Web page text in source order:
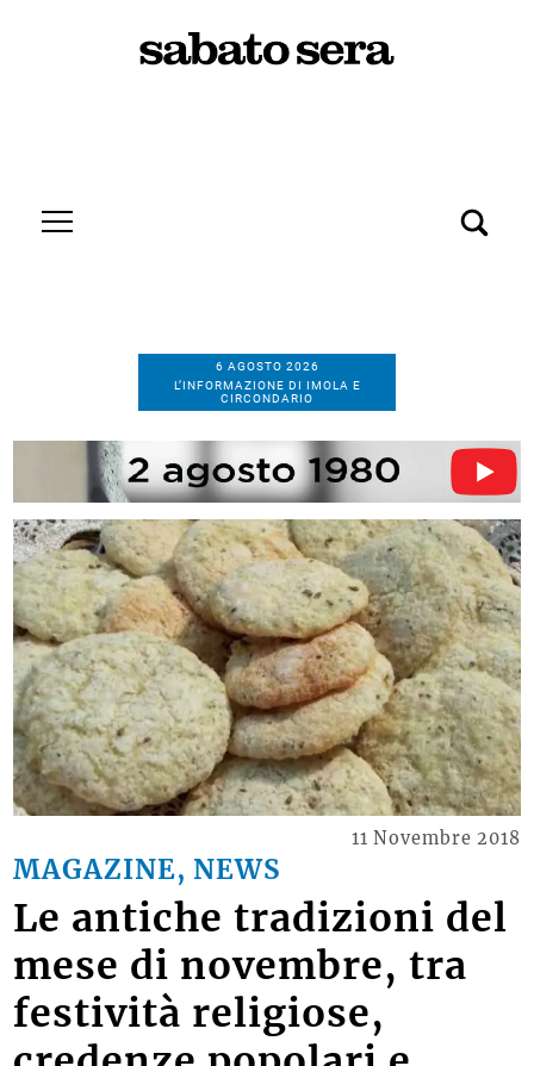
6 AGOSTO 2026
L’INFORMAZIONE DI IMOLA E
CIRCONDARIO
MAGAZINE, NEWS
11 Novembre 2018
Le antiche tradizioni del
mese di novembre, tra
festività religiose,